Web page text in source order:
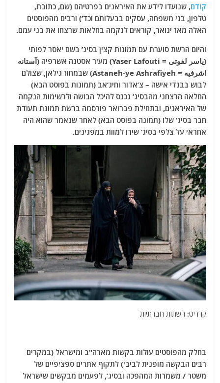
קודם, שנועדו לידע את האיראנים בפרטיהם (שם, כתובת,
טלפון, בני משפחה, עסקים בבעלותם וכד’) ורבים מהפוסטים
האלה מאז ינואר, קוראים לנקמה בחלאות שרצחו את בני עמם.
והיום הרשת סוערת עם תמונות קצין בסיג’ בשם יאסר לפותי
(یاسر لفوتی = Yaser Lafouti) מעיר אסטנה אשרפיה (آستانه
اشرفيه = Astaneh-ye Ashrafiyeh) שבמחוז גילאן, שצולם
לבוש בבגדי אישה – צ’אדור וחיג’אב (תמונות בפוסט הבא)
החלאה הרצחני מהבסיג’ נכנס להיכל הבושה ולרשימות הנקמה
של האיראנים, ובתחילת פברואר פורסמה ברשת תמונת תעודת
חבר בסיג’ שלו (תמונה בפוסט הבא) לאחר שנאמר שהוא היה
אחראי על צלפי בסיג’ שירו למוות במפגינים.
קרדיט: רשתות חברתיות
בחלק מהפוסטים עולות בקשות מארה"ב ומישראל (במקרים
רבים הבקשה מופנית לביבי) לתקוף אתרים ספציפיים של
משטר / משמרות המהפכה ובסיג’, לפעמים מבקשים שישראל